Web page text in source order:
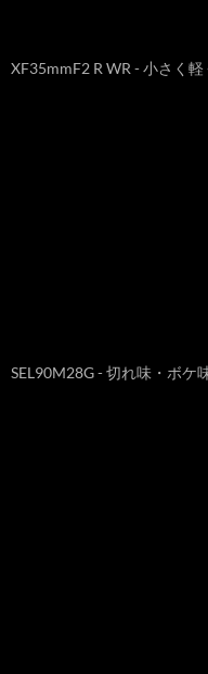
XF35mmF2 R WR - 小さく
SEL90M28G - 切れ味・ボケ